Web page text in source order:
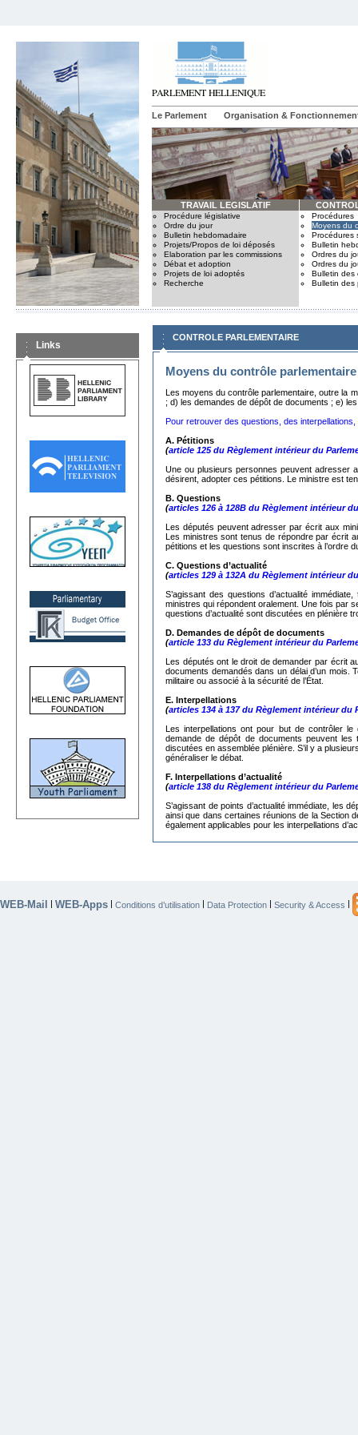
Le Parlement Organisation &
TRAVAIL LEGISLATIF
Procédure législative
Ordre du jour
Bulletin hebdomadaire
Projets/Propos de loi déposés
Elaboration par les commissions
Débat et adoption
Projets de loi adoptés
Recherche
Procédures
Moyens du
Procédures
Bulletin
Ordres du
Ordres du
Bulletin des
Bulletin des
Links
CONTROLE PARLEMENTAIRE
Moyens du contrôle parlementaire
Les moyens du contrôle parlementaire, outre la
; d) les demandes de dépôt de documents ; e)
Pour retrouver des questions, des
A. Pétitions
(article 125 du Règlement intérieur du
Une ou plusieurs personnes peuvent adresser
désirent, adopter ces pétitions. Le ministre est
Β. Questions
(articles 126 à 128B du Règlement intérieur
Les députés peuvent adresser par écrit aux
Les ministres sont tenus de répondre par écrit
pétitions et les questions sont inscrites à l’ordre
C. Questions d’actualité
(articles 129 à 132A du Règlement intérieur
S’agissant des questions d’actualité
ministres qui répondent oralement. Une fois par
questions d’actualité sont discutées en plénière
D. Demandes de dépôt de documents
(article 133 du Règlement intérieur du
Les députés ont le droit de demander par écrit
documents demandés dans un délai d’un
militaire ou associé à la sécurité de l’État.
Ε. Interpellations
(articles 134 à 137 du Règlement intérieur du
Les interpellations ont pour but de contrôler
demande de dépôt de documents peuvent les
discutées en assemblée plénière. S’il y a
généraliser le débat.
F. Interpellations d’actualité
(article 138 du Règlement intérieur du
S’agissant depoints d’actualité immédiate, les
ainsi que dans certaines réunions de la Section
également applicables pour les interpellations
WEB-Mail | WEB-Apps | Conditions d’utilisation | Data Protection | Security & Access |